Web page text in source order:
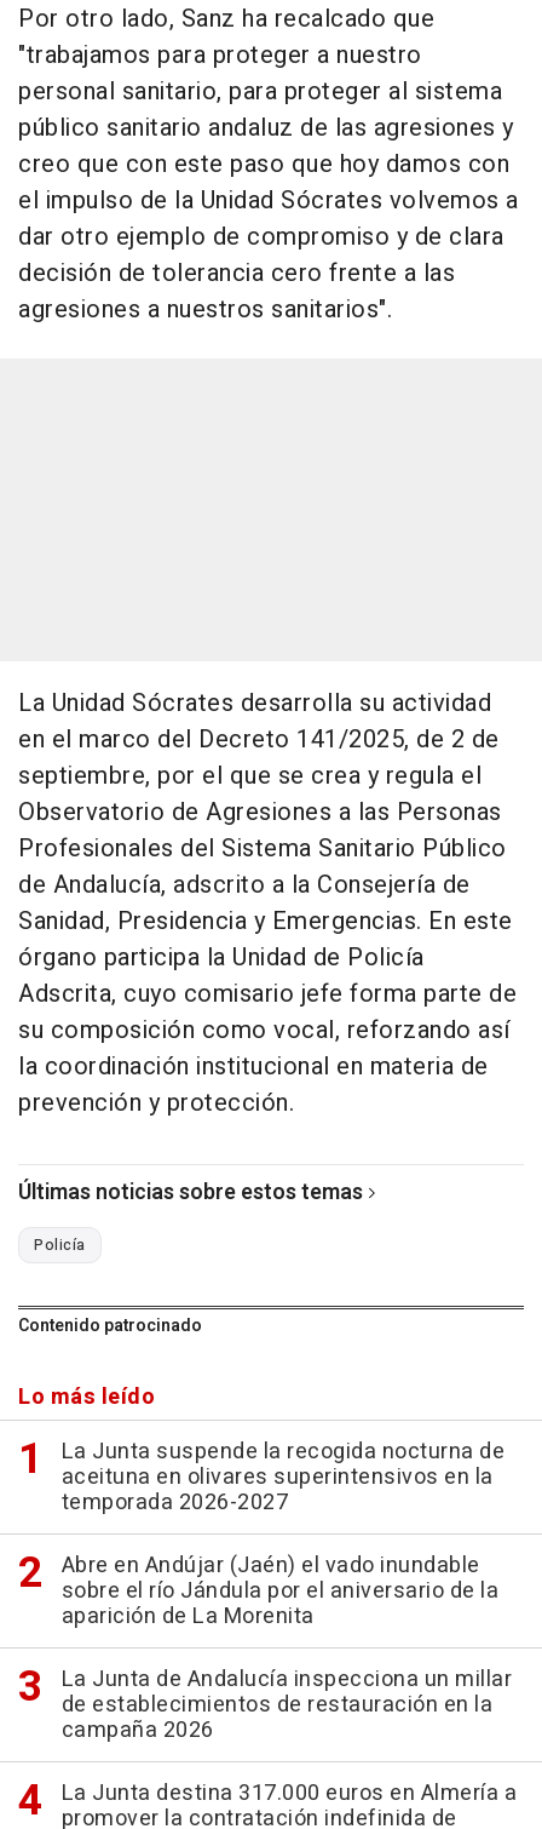
Por otro lado, Sanz ha recalcado que
"trabajamos para proteger a nuestro
personal sanitario, para proteger al sistema
público sanitario andaluz de las agresiones y
creo que con este paso que hoy damos con
el impulso de la Unidad Sócrates volvemos a
dar otro ejemplo de compromiso y de clara
decisión de tolerancia cero frente a las
agresiones a nuestros sanitarios".
La Unidad Sócrates desarrolla su actividad
en el marco del Decreto 141/2025, de 2 de
septiembre, por el que se crea y regula el
Observatorio de Agresiones a las Personas
Profesionales del Sistema Sanitario Público
de Andalucía, adscrito a la Consejería de
Sanidad, Presidencia y Emergencias. En este
órgano participa la Unidad de Policía
Adscrita, cuyo comisario jefe forma parte de
su composición como vocal, reforzando así
la coordinación institucional en materia de
prevención y protección.
Últimas noticias sobre estos temas
Policía
Contenido patrocinado
Lo más leído
La Junta suspende la recogida nocturna de
aceituna en olivares superintensivos en la
temporada 2026-2027
Abre en Andújar (Jaén) el vado inundable
sobre el río Jándula por el aniversario de la
aparición de La Morenita
La Junta de Andalucía inspecciona un millar
de establecimientos de restauración en la
campaña 2026
La Junta destina 317.000 euros en Almería a
promover la contratación indefinida de